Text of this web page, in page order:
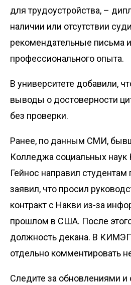
для трудоустройства, –
наличии или отсутствии
рекомендательные письма
профессионального опыта.
В университете добавили,
выводы о достоверности
без проверки.
Ранее, по данным СМИ,
Колледжа социальных
Гейнос направил
заявил, что просил
контракт с Накви из-за
прошлом в США. После
должность декана. В
отдельно комментировать
Следите за обновлениями